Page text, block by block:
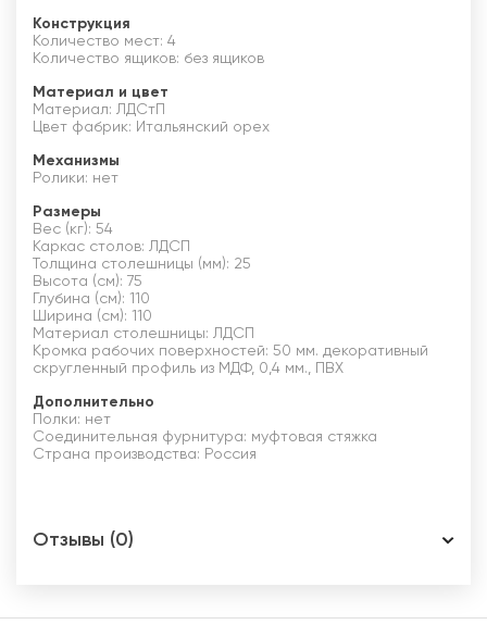
Конструкция
Количество мест: 4
Количество ящиков: без ящиков
Материал и цвет
Материал: ЛДСтП
Цвет фабрик: Итальянский орех
Механизмы
Ролики: нет
Размеры
Вес (кг): 54
Каркас столов: ЛДСП
Толщина столешницы (мм): 25
Высота (см): 75
Глубина (см): 110
Ширина (см): 110
Материал столешницы: ЛДСП
Кромка рабочих поверхностей: 50 мм. декоративный
скругленный профиль из МДФ, 0,4 мм., ПВХ
Дополнительно
Полки: нет
Соединительная фурнитура: муфтовая стяжка
Страна производства: Россия
Отзывы (0)